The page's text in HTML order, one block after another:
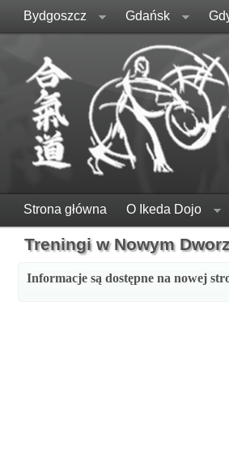
Bydgoszcz Gdańsk
Strona główna O Ikeda Dojo
Treningi w Nowym
Informacje są dostępne na nowej